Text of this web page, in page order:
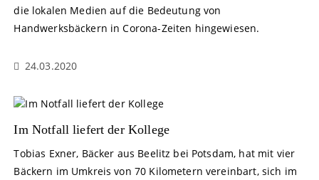
die lokalen Medien auf die Bedeutung von
Handwerksbäckern in Corona-Zeiten hingewiesen.
24.03.2020
Im Notfall liefert der Kollege
Tobias Exner, Bäcker aus Beelitz bei Potsdam, hat mit vier
Bäckern im Umkreis von 70 Kilometern vereinbart, sich im